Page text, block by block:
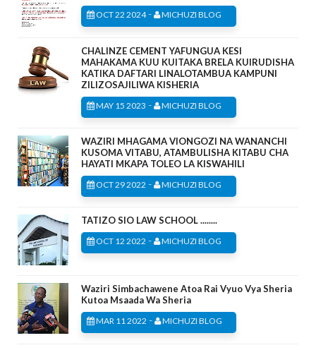
OCT 22 2024- MICHUZI BLOG
CHALINZE CEMENT YAFUNGUA KESI
MAHAKAMA KUU KUITAKA BRELA KUIRUDISHA
KATIKA DAFTARI LINALOTAMBUA KAMPUNI
ZILIZOSAJILIWA KISHERIA
MAY 15 2023 - MICHUZI BLOG
WAZIRI MHAGAMA VIONGOZI NA WANANCHI
KUSOMA VITABU, ATAMBULISHA KITABU CHA
HAYATI MKAPA TOLEO LA KISWAHILI
OCT 29 2022 - MICHUZI BLOG
TATIZO SIO LAW SCHOOL ........
OCT 12 2022 - MICHUZI BLOG
Waziri Simbachawene Atoa Rai Vyuo Vya Sheria
Kutoa Msaada Wa Sheria
MAR 11 2022 - MICHUZI BLOG